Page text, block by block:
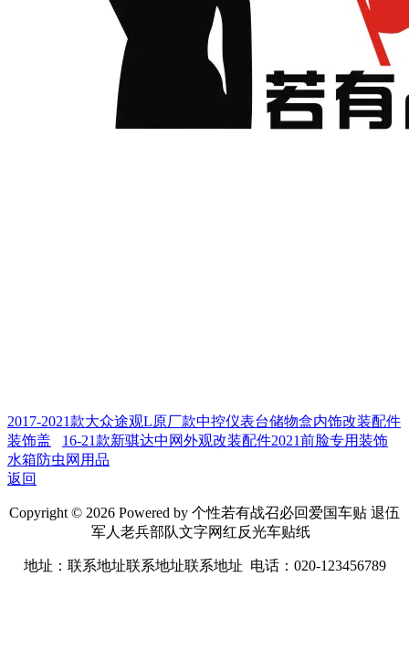
2017-2021款大众途观L原厂款中控仪表台储物盒内饰改装配件
装饰盖
16-21款新骐达中网外观改装配件2021前脸专用装饰
水箱防虫网用品
返回
Copyright © 2026 Powered by 个性若有战召必回爱国车贴 退伍
军人老兵部队文字网红反光车贴纸
地址：联系地址联系地址联系地址 电话：020-123456789